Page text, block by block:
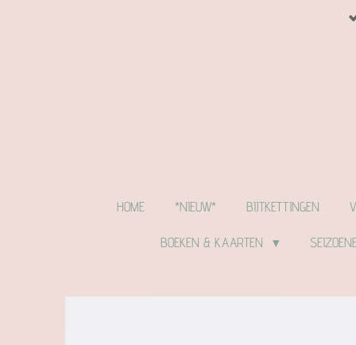
HOME *NIEUW* BIJTKETTINGEN
BOEKEN & KAARTEN